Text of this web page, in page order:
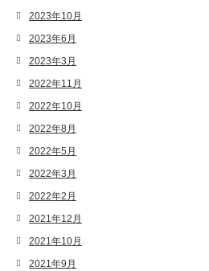
2023年10月
2023年6月
2023年3月
2022年11月
2022年10月
2022年8月
2022年5月
2022年3月
2022年2月
2021年12月
2021年10月
2021年9月